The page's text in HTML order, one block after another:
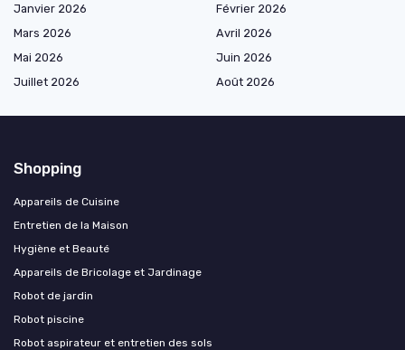
Janvier 2026
Février 2026
Mars 2026
Avril 2026
Mai 2026
Juin 2026
Juillet 2026
Août 2026
Shopping
Appareils de Cuisine
Entretien de la Maison
Hygiène et Beauté
Appareils de Bricolage et Jardinage
Robot de jardin
Robot piscine
Robot aspirateur et entretien des sols